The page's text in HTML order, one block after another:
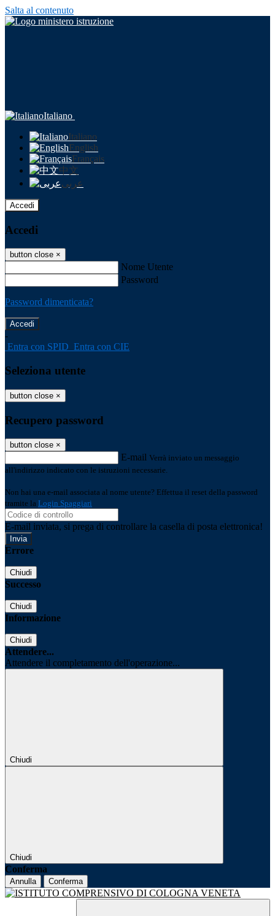
Salta al contenuto
Italiano
Italiano
English
Français
中文
عربى
Accedi
Accedi
button close ×
Nome Utente
Password
Password dimenticata?
-
Entra con SPID Entra con CIE
Seleziona utente
button close ×
Recupero password
button close ×
E-mail Verrà inviato un messaggio
all'indirizzo indicato con le istruzioni necessarie.
Non hai una e-mail associata al nome utente? Effettua il reset della password
tramite la Login Spaggiari
E-mail inviata, si prega di controllare la casella di posta elettronica!
Errore
Chiudi
Successo
Chiudi
Informazione
Chiudi
Attendere...
Attendere il completamento dell'operazione...
Chiudi
Chiudi
Conferma
Annulla Conferma